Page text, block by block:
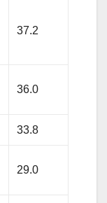
37.2
36.0
33.8
29.0